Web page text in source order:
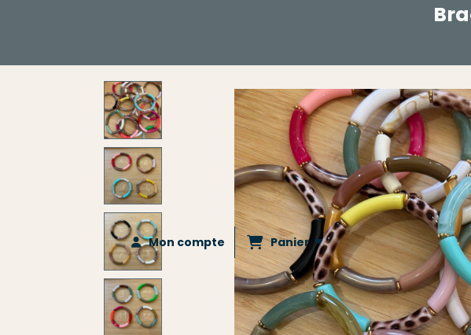
Mon compte Panier